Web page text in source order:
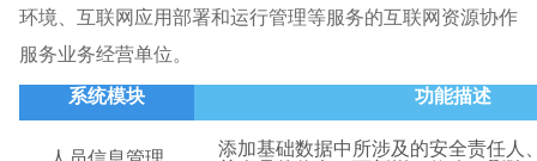
环境、互联网应用部署和运行管理等服务的互联网资源协作
服务业务经营单位。
系统模块 功能描述
添加基础数据中所涉及的安全责任人